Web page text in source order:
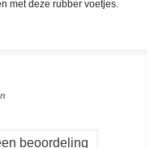
met deze rubber voetjes.
beoordeling